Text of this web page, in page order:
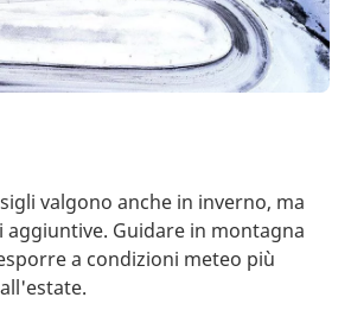
valgono anche in inverno, ma
aggiuntive. Guidare in montagna
a condizioni meteo più